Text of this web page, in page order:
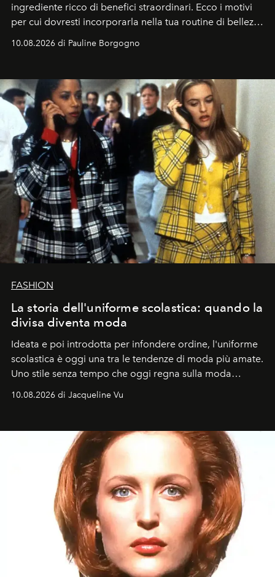
ingrediente ricco di benefici straordinari. Ecco i motivi
per cui dovresti incorporarla nella tua routine di bellezza
e benessere.
10.08.2026 di Pauline Borgogno
FASHION
La storia dell'uniforme scolastica: quando la
divisa diventa moda
Ideata e poi introdotta per infondere ordine, l'uniforme
scolastica è oggi una tra le tendenze di moda più amate.
Uno stile senza tempo che oggi regna sulla moda
tradizionale e sulla cultura pop.
10.08.2026 di Jacqueline Vu